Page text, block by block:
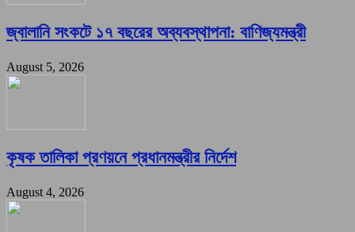
জ্বালানি সংকটে ১৭ বছরের অব্যবস্থাপনা: বাণিজ্যমন্ত্রী
August 5, 2026
কৃষক তালিকা প্রণয়নে প্রধানমন্ত্রীর নির্দেশ
August 4, 2026